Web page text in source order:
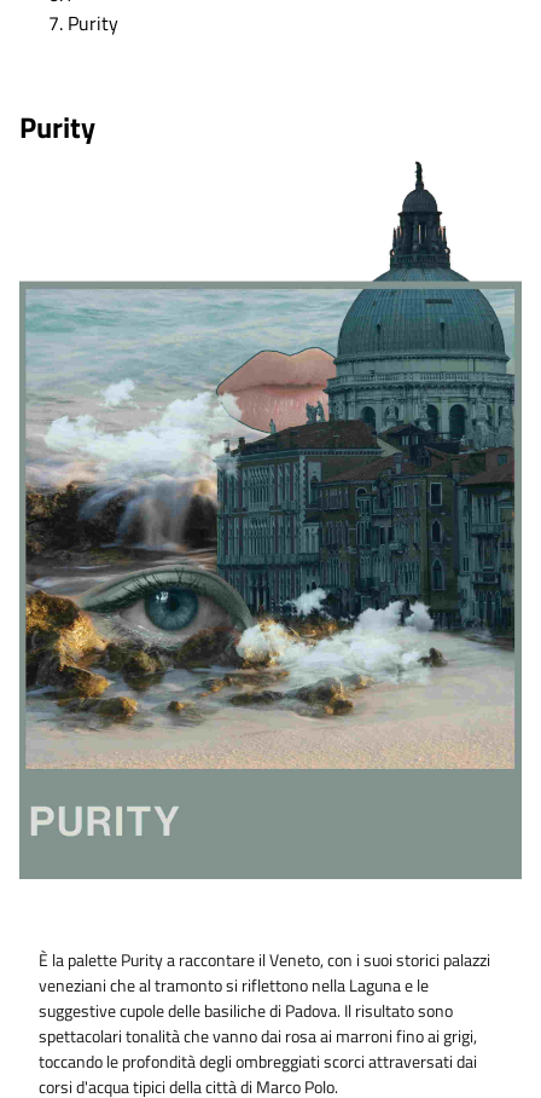
Purity
Purity
È la palette Purity a raccontare il Veneto, con i suoi storici palazzi
veneziani che al tramonto si riflettono nella Laguna e le
suggestive cupole delle basiliche di Padova. Il risultato sono
spettacolari tonalità che vanno dai rosa ai marroni fino ai grigi,
toccando le profondità degli ombreggiati scorci attraversati dai
corsi d'acqua tipici della città di Marco Polo.